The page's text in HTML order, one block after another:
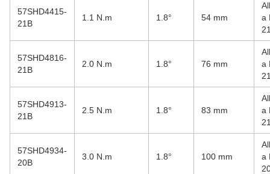
57SHD4415-
21B
1.1 N.m 1.8° 54 mm
a
57SHD4816-
21B
2.0 N.m 1.8° 76 mm
a
57SHD4913-
21B
2.5 N.m 1.8° 83 mm
a
57SHD4934-
20B
3.0 N.m 1.8° 100 mm
a